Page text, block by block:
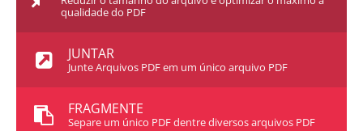
qualidade do PDF
JUNTAR
Junte Arquivos PDF em um único arquivo PDF
FRAGMENTE
Separe um único PDF dentre diversos arquivos PDF